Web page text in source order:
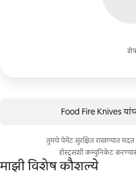
Food Fire Knives
तुमचे पेमेंट सुरक्षित राखण्यात
होस्ट्सशी कम्युनिकेट
माझी विशेष कौशल्ये